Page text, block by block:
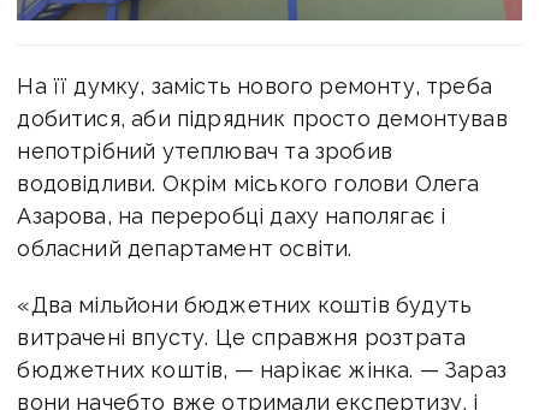
На її думку, замість нового ремонту, треба
добитися, аби підрядник просто демонтував
непотрібний утеплювач та зробив
водовідливи. Окрім міського голови Олега
Азарова, на переробці даху наполягає і
обласний департамент освіти.
«Два мільйони бюджетних коштів будуть
витрачені впусту. Це справжня розтрата
бюджетних коштів, — нарікає жінка. — Зараз
вони начебто вже отримали експертизу, і